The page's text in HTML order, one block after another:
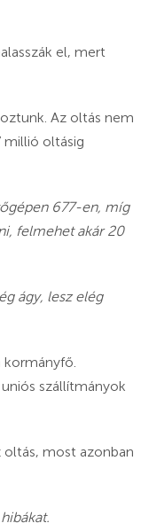
el, mert
Az oltás nem
millió oltásig
677-en, míg
felmehet akár 20
ágy, lesz elég
szállítmányok
oltás, most azonban